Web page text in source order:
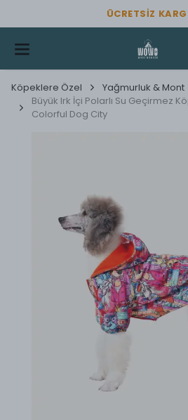
ÜCRETSIZ
Köpeklere Özel
Yağmurluk & Mont
Büyük Irk İçi Polarlı Su Geçirmez
Colorful Dog City